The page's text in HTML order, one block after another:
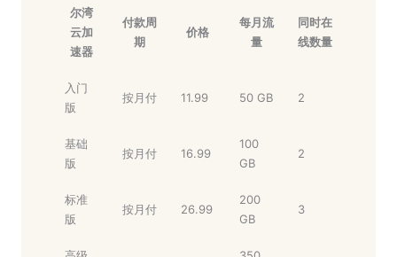
尔湾
云加
速器
付款周
期
价格
每月流
量
同时在
线数量
入门
版
按月付 11.99 50 GB 2
基础
版
按月付 16.99
100
GB
2
标准
版
按月付 26.99
200
GB
3